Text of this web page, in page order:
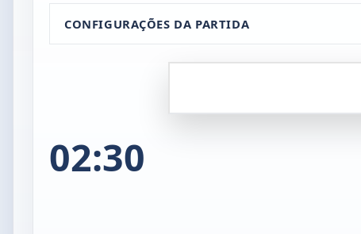
CONFIGURAÇÕES DA PARTIDA
02:30